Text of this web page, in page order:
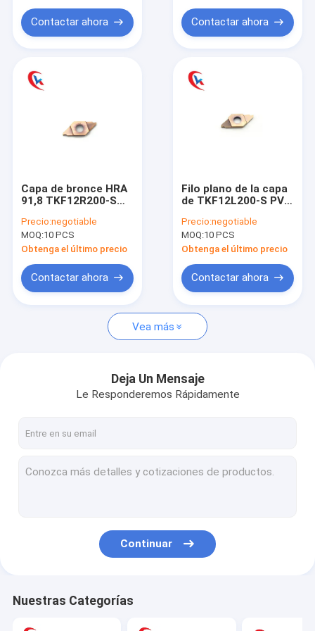
Contactar ahora
filoContactar ahora
Capa de bronce HRA
91,8 TKF12R200-S
cortador del
segmento que
acanala los partes
Precio:negotiable
MOQ:10 PCS
Obtenga el último precio
Contactar ahora
Filo plano de la capa
de TKF12L200-S PVD
carburo que acanala
los partes movibles
Precio:negotiable
MOQ:10 PCS
Obtenga el último precio
Contactar ahora
Vea más
Deja Un Mensaje
Le Responderemos Rápidamente
Continuar
Nuestras Categorías